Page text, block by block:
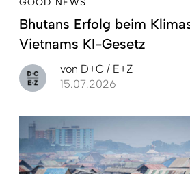
GOOD NEWS
Bhutans Erfolg beim
Vietnams KI-Gesetz
von D+C / E+Z
15.07.2026